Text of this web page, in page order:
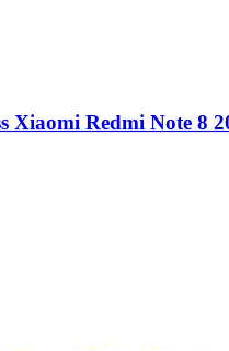
Xiaomi Redmi Note 8